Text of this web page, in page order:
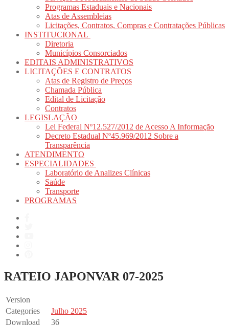
Programas Estaduais e Nacionais
Atas de Assembleias
Licitações, Contratos, Compras e Contratações Públicas
INSTITUCIONAL
Diretoria
Municípios Consorciados
EDITAIS ADMINISTRATIVOS
LICITAÇÕES E CONTRATOS
Atas de Registro de Preços
Chamada Pública
Edital de Licitação
Contratos
LEGISLAÇÃO
Lei Federal Nº12.527/2012 de Acesso A Informação
Decreto Estadual Nº45.969/2012 Sobre a
Transparência
ATENDIMENTO
ESPECIALIDADES
Laboratório de Analizes Clínicas
Saúde
Transporte
PROGRAMAS
RATEIO JAPONVAR 07-2025
Version
Categories
Julho 2025
Download
36